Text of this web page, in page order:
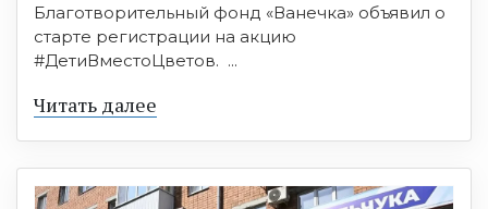
Благотворительный фонд «Ванечка» объявил о
старте регистрации на акцию
#ДетиВместоЦветов. ...
Читать далее